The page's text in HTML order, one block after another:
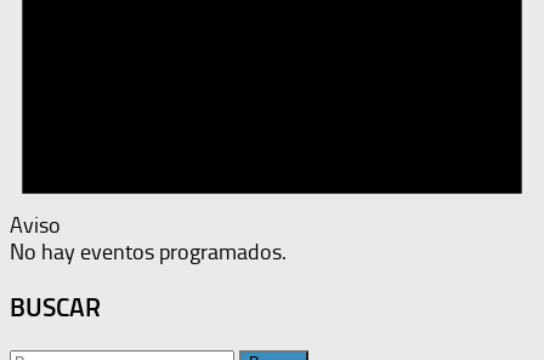
Aviso
No hay eventos programados.
BUSCAR